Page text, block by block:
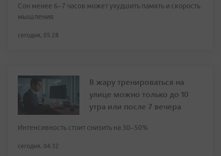
Сон менее 6–7 часов может ухудшить память и скорость
мышления
сегодня, 05:28
В жару тренироваться на
улице можно только до 10
утра или после 7 вечера
Интенсивность стоит снизить на 30–50%
сегодня, 04:32